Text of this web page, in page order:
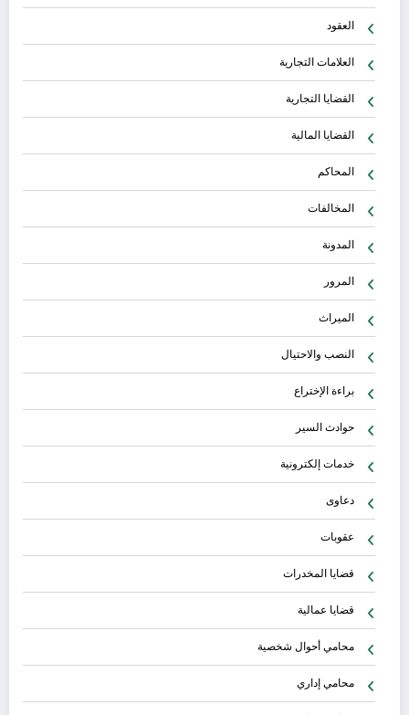
العقود
العلامات التجارية
القضايا التجارية
القضايا المالية
المحاكم
المخالفات
المدونة
المرور
الميراث
النصب والاحتيال
براءة الإختراع
حوادث السير
خدمات إلكترونية
دعاوى
عقوبات
قضايا المخدرات
قضايا عمالية
محامي أحوال شخصية
محامي إداري